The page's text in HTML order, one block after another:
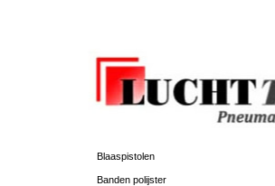
Blaaspistolen
Banden polijster